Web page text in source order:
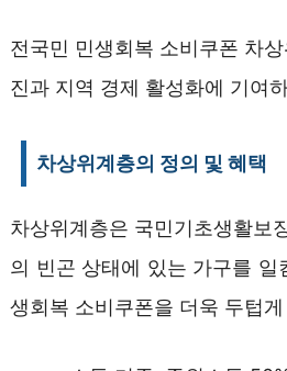
전국민 민생회복 소비쿠폰 차
진과 지역 경제 활성화에 기여
차상위계층의 정의 및 혜택
차상위계층은 국민기초생활보
의 빈곤 상태에 있는 가구를
생회복 소비쿠폰을 더욱 두텁